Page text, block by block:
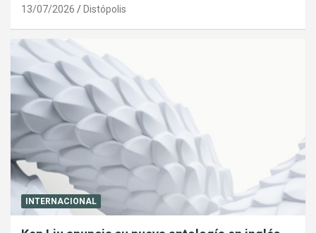
13/07/2026 Distópolis
INTERNACIONAL